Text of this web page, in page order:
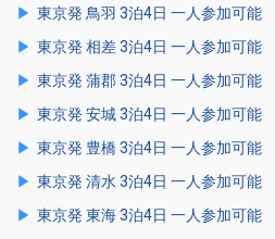
東京発 鳥羽 3泊4日 一人参加可能
東京発 相差 3泊4日 一人参加可能
東京発 蒲郡 3泊4日 一人参加可能
東京発 安城 3泊4日 一人参加可能
東京発 豊橋 3泊4日 一人参加可能
東京発 清水 3泊4日 一人参加可能
東京発 東海 3泊4日 一人参加可能